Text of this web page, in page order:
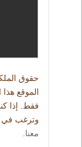
حقوق
الموقع
فقط. إذا
وترغب في
معنا